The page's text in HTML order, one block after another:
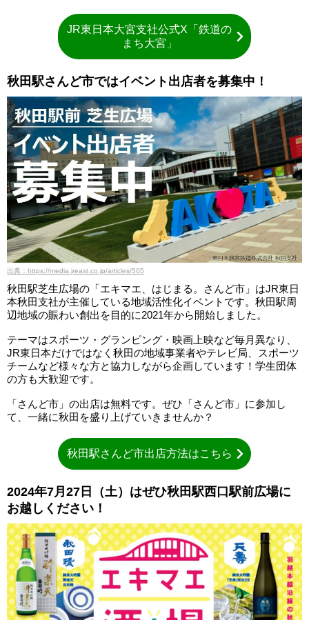
JR東日本大宮支社公式X「鉄道の
まち大宮」
秋田駅さんど市ではイベント出店者を募集中！
出典：https://media.jreast.co.jp/articles/505
秋田駅芝生広場の「エキマエ、はじまる。さんど市」はJR東日
本秋田支社が主催している地域活性化イベントです。秋田駅周
辺地域の賑わい創出を目的に2021年から開始しました。
テーマはスポーツ・グランピング・映画上映など毎月異なり、
JR東日本だけではなく秋田の地域事業者やテレビ局、スポーツ
チームなど様々な方と協力しながら企画しています！学生団体
の方も大歓迎です。
「さんど市」の出店は無料です。ぜひ「さんど市」に参加し
て、一緒に秋田を盛り上げていきませんか？
秋田駅さんど市出店方法はこちら
2024年7月27日（土）はぜひ秋田駅西口駅前広場に
お越しください！